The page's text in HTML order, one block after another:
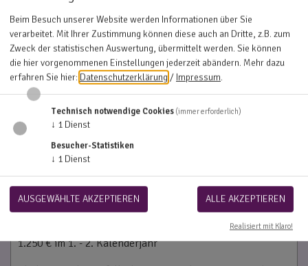
1.000 €fürHeilpraktikerpro Kalenderjahr. Es werden
80% aus einem maximalen Rechnungsbetrag von 1.250 €
erstattet.
TIPP:Ein Kalenderjahr endet unabhängig vom
Versicherungsbeginn (z.B. 01.01. oder 01.12.) am 31.12.
des aktuellen Jahres.
Summenbegrenzungen in den ersten
Versicherungsjahren
Für Heilpraktiker werden 80 % aus folgenden
Rechnungsbeträgen erstattet:
1.250 € im 1. - 2. Kalenderjahr
Beim Besuch unserer Website werden Informationen über Sie
verarbeitet. Mit Ihrer Zustimmung können diese auch an Dritte, z.B. zum
Zweck der statistischen Auswertung, übermittelt werden. Sie können
die hier vorgenommenen Einstellungen jederzeit abändern. Mehr dazu
erfahren Sie hier: Datenschutzerklärung/ Impressum.
Technisch notwendige Cookies (immer erforderlich)
↓ 1 Dienst
Besucher-Statistiken
↓ 1 Dienst
AUSGEWÄHLTE AKZEPTIEREN ALLE AKZEPTIEREN
Realisiert mit Klaro!